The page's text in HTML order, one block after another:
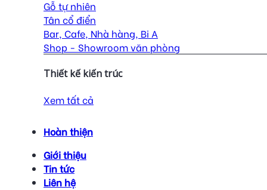
Gỗ tự nhiên
Tân cổ điển
Bar, Cafe, Nhà hàng, Bi A
Shop - Showroom văn phòng
Thiết kế kiến trúc
Xem tất cả
Hoàn thiện
Giới thiệu
Tin tức
Liên hệ